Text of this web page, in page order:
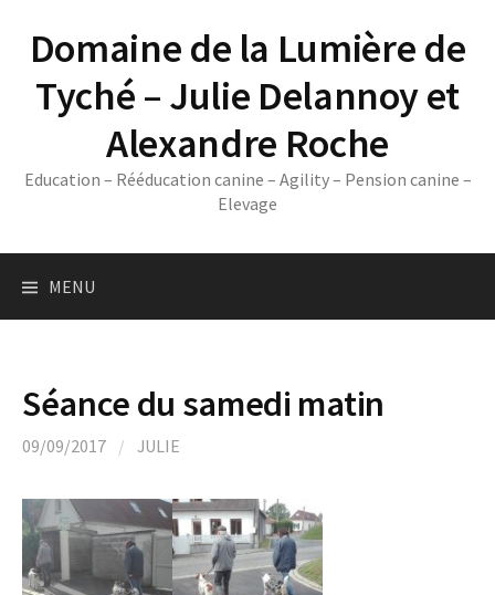
contentDomaine de la Lumière de
Tyché – Julie Delannoy et
Alexandre Roche
Education – Rééducation canine – Agility – Pension canine –
Elevage
MENU
Séance du samedi matin
09/09/2017 / JULIE